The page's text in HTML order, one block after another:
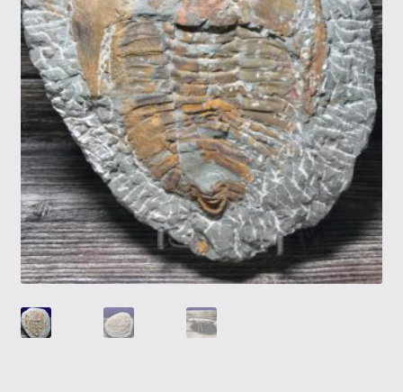
Tietosuojaseloste
Tuotteet
Yritysinfo